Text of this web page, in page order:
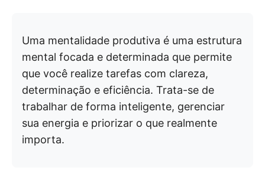
Uma mentalidade produtiva é uma estrutura
mental focada e determinada que permite
que você realize tarefas com clareza,
determinação e eficiência. Trata-se de
trabalhar de forma inteligente, gerenciar
sua energia e priorizar o que realmente
importa.